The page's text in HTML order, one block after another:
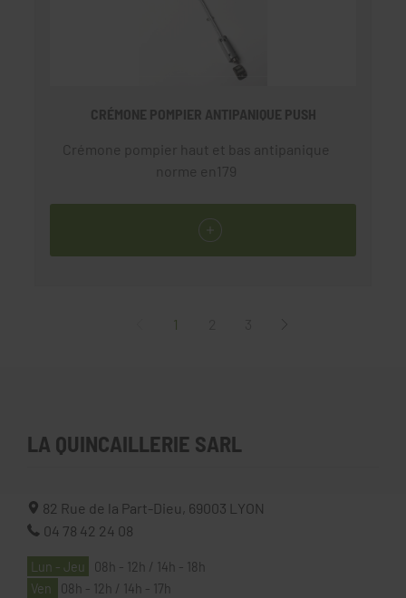
CRÉMONE POMPIER ANTIPANIQUE PUSH
Crémone pompier haut et bas antipanique
norme en179
1
LA QUINCAILLERIE SARL
82 Rue de la Part-Dieu, 69003
LYON
04 78 42 24 08
Lun - Jeu
08h - 12h / 14h - 18h
Ven
08h - 12h / 14h - 17h